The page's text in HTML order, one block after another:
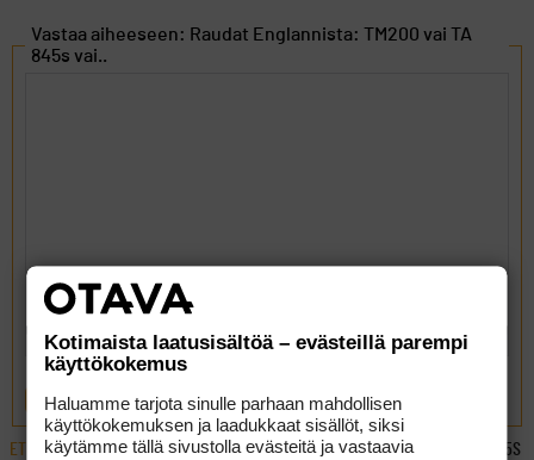
Vastaa aiheeseen: Raudat Englannista: TM200 vai TA
845s vai..
LÄHETÄ
ETUSIVU›FOORUMIT›VÄLINEET›RAUDAT ENGLANNISTA: TM200 VAI TA 845S
Kotimaista laatusisältöä – evästeillä parempi
käyttökokemus
Haluamme tarjota sinulle parhaan mahdollisen
käyttökokemuksen ja laadukkaat sisällöt, siksi
käytämme tällä sivustolla evästeitä ja vastaavia